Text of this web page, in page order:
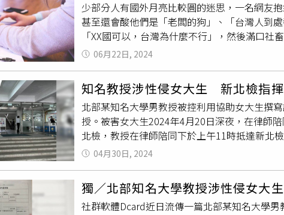
個無聊沒事找事做的有錢地主」、「我曾經也
區有好幾塊地」、「之前有看到一個說小7的
億好幾棟房子，人家只是撿身體健康的」、「
「是否還跑得動？」。（圖／好看娛樂提供）
產後回歸」、「是否有機會再度加入節目？」
「下週一將舉行記者會，分享更多《嗨！營業
第五季將於3月29日起，每週六晚上8:00於台
少部分人有國外月亮比較圓的迷思，一名網友
甚至還會酸他們是「老闆的狗」、「台灣人到
「XX國可以，台灣為什麼不行」，然後滿口
過的同事老愛說這幾句。」他透露，公司是做
行，但這2名同事就喜歡嗆「美國可以，台灣
的樣子，對要交接吃飯的人毫無悔意。原PO
畜」。原PO翻白眼，「好笑了，大家都是上班
個人看到老闆馬屁拍得可響，誰比你們還像狗
「美國上班時間也不能喝酒」、「在國外混不
06月22日, 2024
知名教授涉性侵女大生 新北檢指
北部某知名大學男教授被控利用協助女大生撰
授。被害女大生2024年4月20日深夜，在律師
北檢，教授在律師陪同下於上午11時抵達新北
案後，該教授在自己臉書發文稱「沒有做的事
發其他學生的不安，已要求教授先以請假方
生上課方式及後續考試。被害女大生友人日前
的小論文，找系上的教授做指導，這個教授上
域裡頗有名氣，所以我朋友才選定他當指導教
04月30日, 2024
獨／北部知名大學教授涉性侵女大
社群軟體Dcard近日流傳一篇北部某知名大學